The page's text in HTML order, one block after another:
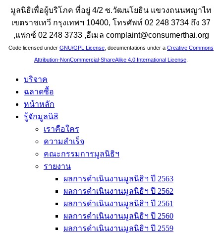
มูลนิธิเพื่อผู้บริโภค ที่อยู่ 4/2 ซ.วัฒนโยธิน แขวงถนนพญาไท
เขตราชเทวี กรุงเทพฯ 10400, โทรศัพท์ 02 248 3734 ถึง 37
,แฟกซ์ 02 248 3733 ,อีเมล complaint@consumerthai.org
Code licensed under GNU/GPL License , documentations under a Creative Commons
Attribution-NonCommercial-ShareAlike 4.0 International License
บริจาค
ฉลาดซื้อ
หน้าหลัก
รู้จักมูลนิธิ
เราคือใคร
ความสำเร็จ
คณะกรรมการมูลนิธิฯ
รายงาน
ผลการดำเนินงานมูลนิธิฯ ปี 2563
ผลการดำเนินงานมูลนิธิฯ ปี 2562
ผลการดำเนินงานมูลนิธิฯ ปี 2561
ผลการดำเนินงานมูลนิธิฯ ปี 2560
ผลการดำเนินงานมูลนิธิฯ ปี 2559